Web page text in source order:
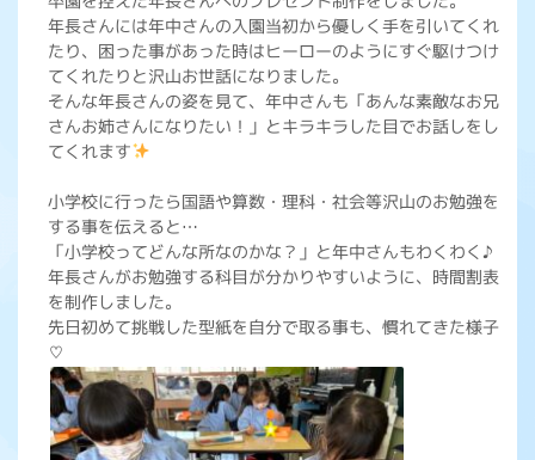
年長さんには年中さんの入園当初から優しく手を引いてくれ
たり、困った事があった時はヒーローのようにすぐ駆けつけ
てくれたりと沢山お世話になりました。
そんな年長さんの姿を見て、年中さんも「あんな素敵なお兄
さんお姉さんになりたい！」とキラキラした目でお話しをし
てくれます
小学校に行ったら国語や算数・理科・社会等沢山のお勉強を
する事を伝えると…
「小学校ってどんな所なのかな？」と年中さんもわくわく♪
年長さんがお勉強する科目が分かりやすいように、時間割表
を制作しました。
先日初めて挑戦した型紙を自分で取る事も、慣れてきた様子
♡